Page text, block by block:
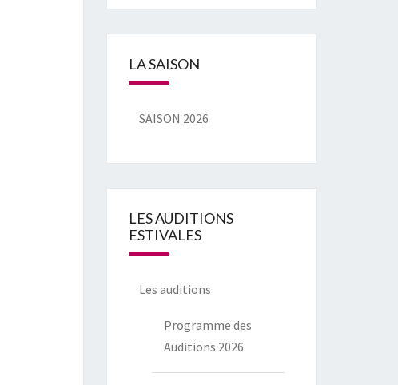
LA SAISON
SAISON 2026
LES AUDITIONS
ESTIVALES
Les auditions
Programme des
Auditions 2026